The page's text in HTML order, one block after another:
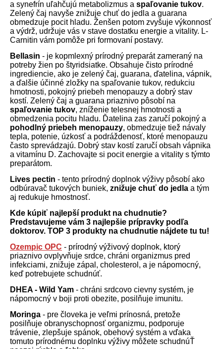
a synefrín uľahčujú metabolizmus a spaľovanie tukov.
Zelený čaj navyše znižuje chuť do jedla a guarana
obmedzuje pocit hladu. Ženšen potom zvyšuje výkonnosť
a výdrž, udržuje vás v stave dostatku energie a vitality. L-
Carnitin vám pomôže pri formovaní postavy.
Bellasin - je kopmlexný prírodný preparát zameraný na
potreby žien po štyridsiatke. Obsahuje čisto prírodné
ingrediencie, ako je zelený čaj, guarana, ďatelina, vápnik,
a ďalšie účinné zložky na spaľovanie tukov, redukciu
hmotnosti, pokojný priebeh menopauzy a dobrý stav
kostí. Zelený čaj a guarana priaznivo pôsobí na
spaľovanie tukov, zníženie telesnej hmotnosti a
obmedzenia pocitu hladu. Ďatelina zas zaručí pokojný a
pohodlný priebeh menopauzy, obmedzuje tiež návaly
tepla, potenie, úzkosť a podráždenosť, ktoré menopauzu
často sprevádzajú. Dobrý stav kostí zaručí obsah vápnika
a vitamínu D. Zachovajte si pocit energie a vitality s týmto
preparátom.
Lives pectin - tento prírodný doplnok výživy pôsobí ako
odbúravač tukových buniek, znižuje chuť do jedla a tým
aj redukuje hmostnosť.
Kde kúpiť najlepší produkt na chudnutie?
Predstavujeme vám 3 najlepšie prípravky podľa
doktorov. TOP 3 produkty na chudnutie nájdete tu tu!
Ozempic OPC - prírodný výživový doplnok, ktorý
priaznivo ovplyvňuje srdce, chráni organizmus pred
infekciami, znižuje zápal, cholesterol, a je nápomocný,
keď potrebujete schudnúť.
DHEA - Wild Yam - chráni srdcovo cievny systém, je
nápomocný v boji proti obezite, posilňuje imunitu.
Moringa - pre človeka je veľmi prínosná, pretože
posilňuje obranyschopnosť organizmu, podporuje
trávenie, zlepšuje spánok, obehový systém a vďaka
tomuto prírodnému doplnku výživy môžete schudnúŤ